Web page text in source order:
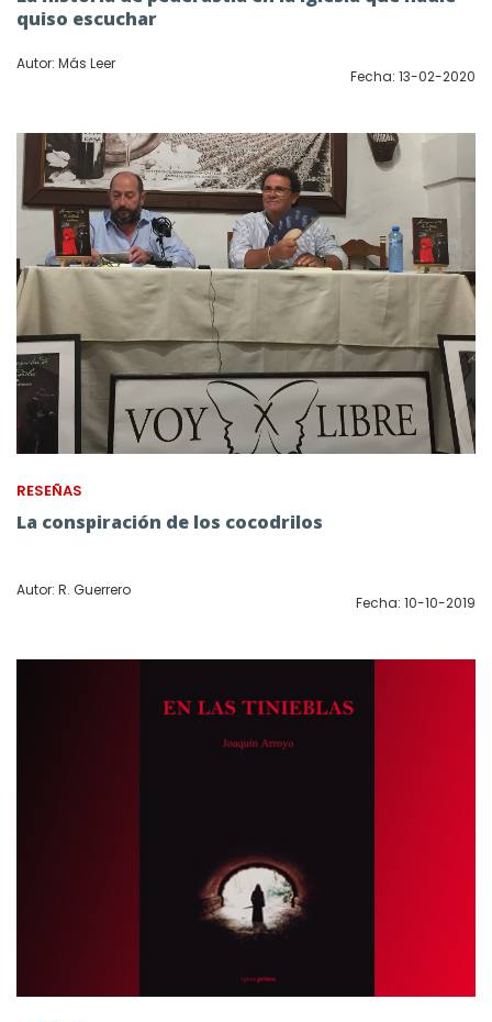
quiso escuchar
Autor: Más Leer
Fecha: 13-02-2020
RESEÑAS
La conspiración de los cocodrilos
Autor: R. Guerrero
Fecha: 10-10-2019